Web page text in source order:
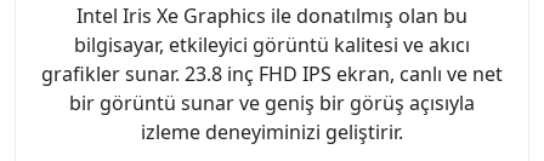
Intel Iris Xe Graphics ile donatılmış olan bu
bilgisayar, etkileyici görüntü kalitesi ve akıcı
grafikler sunar. 23.8 inç FHD IPS ekran, canlı ve net
bir görüntü sunar ve geniş bir görüş açısıyla
izleme deneyiminizi geliştirir.